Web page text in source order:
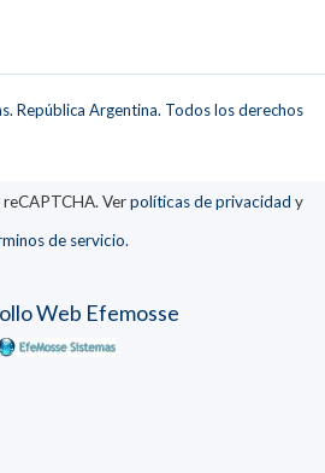
República Argentina. Todos los derechos
Verpolíticas de privacidad y
de servicio.
Web Efemosse